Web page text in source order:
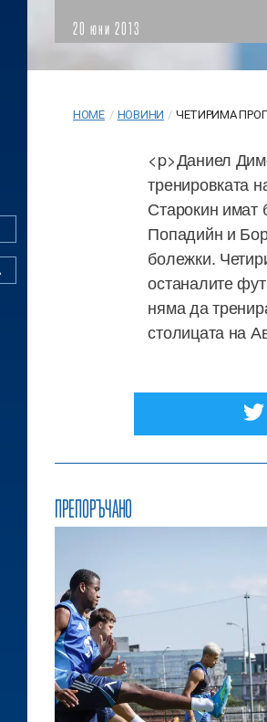
20 юни 2013
HOME / НОВИНИ / ЧЕТИРИМА
<p>Даниел
тренировката
Старокин имат
Попадийн и
болежки.
останалите
няма да
столицата на
ПРЕПОРЪЧАНО